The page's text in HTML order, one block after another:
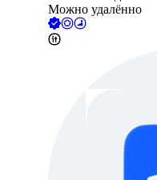
Можно удалённо